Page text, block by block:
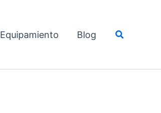
Equipamiento Blog Buscar